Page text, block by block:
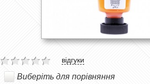
відгуки
Виберіть для порівняння